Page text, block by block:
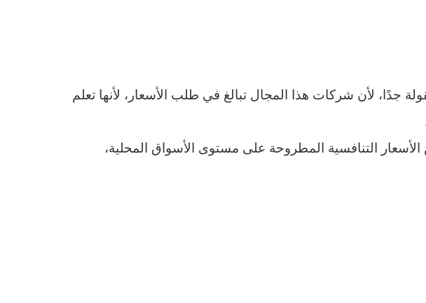
جدًا، لأن شركات هذا المجال تبالغ في طلب الأسعار، لأنها تعلم
التنافسية المطروحة على مستوى الأسواق المحلية،